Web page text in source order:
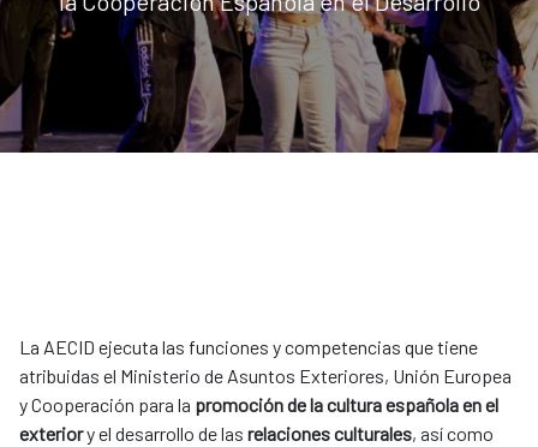
La AECID ejecuta las funciones y competencias que tiene
atribuidas el Ministerio de Asuntos Exteriores, Unión Europea
y Cooperación para la promoción de la cultura española en el
exteriory el desarrollo de las relaciones culturales, así como